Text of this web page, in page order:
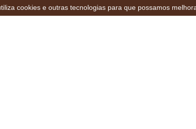
cookies e outras tecnologias para que possamos